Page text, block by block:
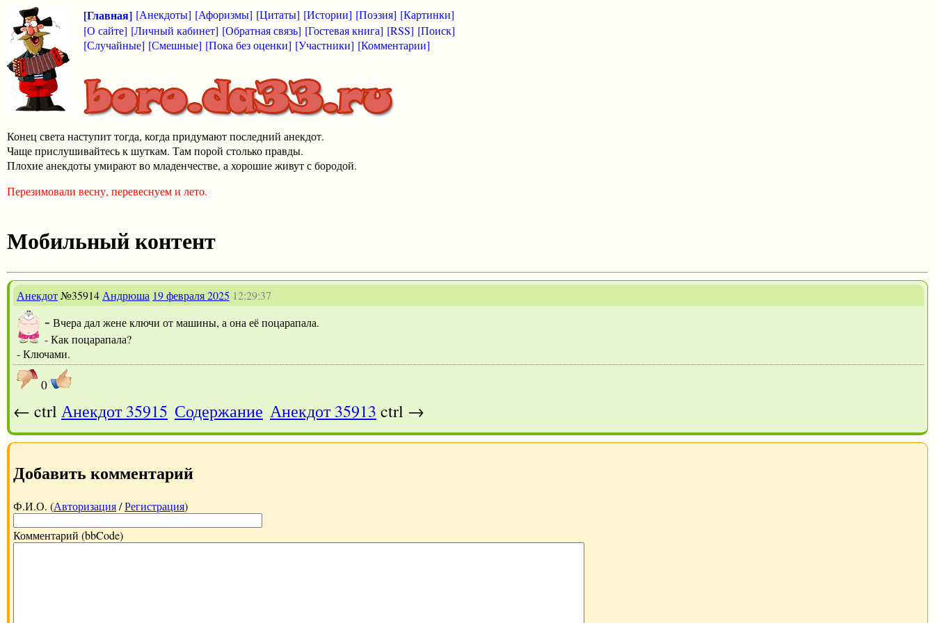
[Главная] [Анекдоты] [Афоризмы] [Цитаты] [Истории] [Поэзия] [Картинки]
[О сайте] [Личный кабинет] [Обратная связь] [Гостевая книга] [RSS] [Поиск]
[Случайные] [Смешные] [Пока без оценки] [Участники] [Комментарии]
Конец света наступит тогда, когда придумают последний анекдот.
Чаще прислушивайтесь к шуткам. Там порой столько правды.
Плохие анекдоты умирают во младенчестве, а хорошие живут с бородой.
Перезимовали весну, перевеснуем и лето.
Мобильный контент
Анекдот№35914 Андрюша 19 февраля 2025 12:29:37
- Вчера дал жене ключи от машины, а она её поцарапала.
- Как поцарапала?
- Ключами.
0
← ctrl Анекдот 35915 Содержание Анекдот 35913 ctrl →
Добавить комментарий
Ф.И.О. (Авторизация/Регистрация)
Комментарий (bbCode)